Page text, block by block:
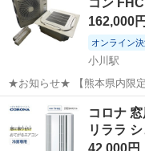
コン
162,000円
オンライン
小川駅
★お知らせ★ 【熊本県内限定
料！】 ※松橋から下道で1時
ますので、訪問希望の方は
でお越し頂いても対応でき...
熊本 宇城市 小川駅
コロナ 窓用エアコ
リララ
42,000円